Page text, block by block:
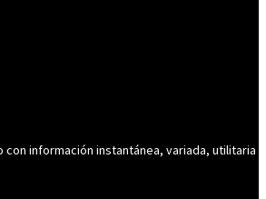
información instantánea, variada, utilitaria